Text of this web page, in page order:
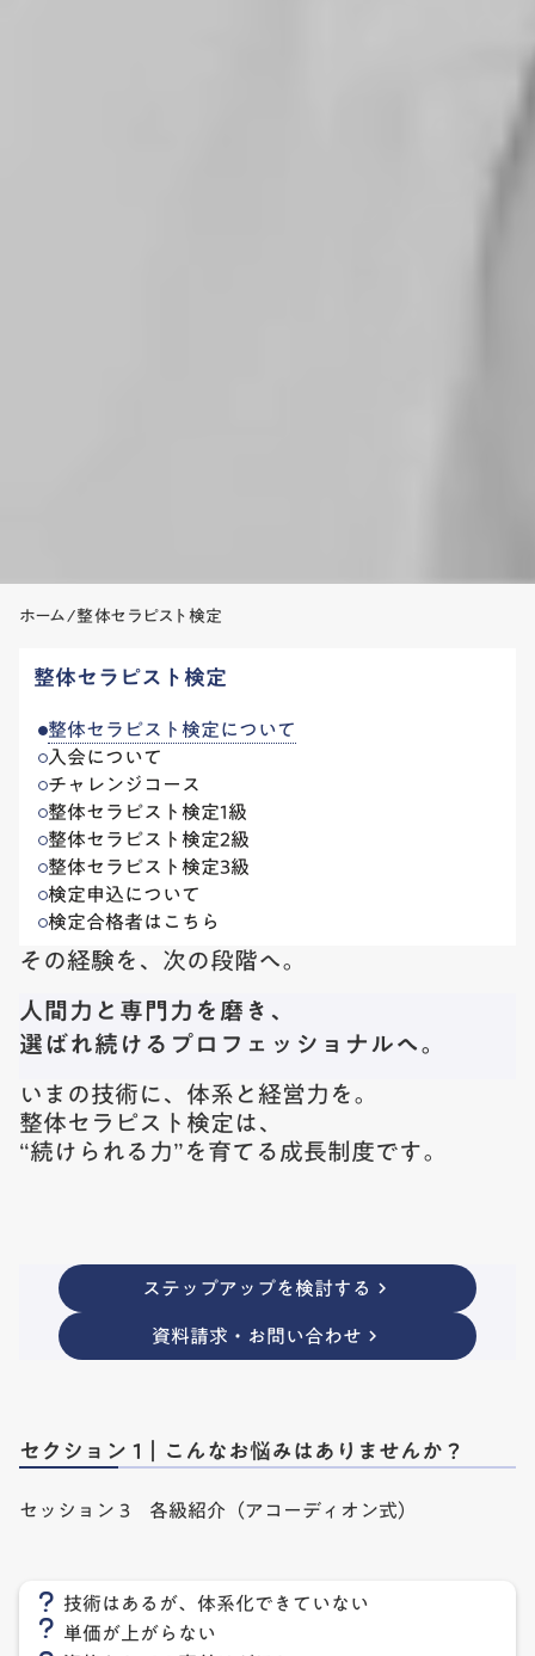
ホーム/整体セラピスト検定
その経験を、次の段階へ。
人間力と専門力を磨き、
選ばれ続けるプロフェッショナルへ。
いまの技術に、体系と経営力を。
整体セラピスト検定は、
“続けられる力”を育てる成長制度です。
ステップアップを検討する keyboard_arrow_right
資料請求・お問い合わせ keyboard_arrow_right
セクション 1｜こんなお悩みはありませんか？
セッション 3 各級紹介（アコーディオン式）
技術はあるが、体系化できていない
単価が上がらない
整体セラピスト検定
整体セラピスト検定について
入会について
チャレンジコース
整体セラピスト検定1級
整体セラピスト検定2級
整体セラピスト検定3級
検定申込について
検定合格者はこちら